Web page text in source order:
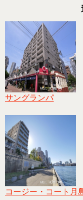
サングランパ
コージー・コート月